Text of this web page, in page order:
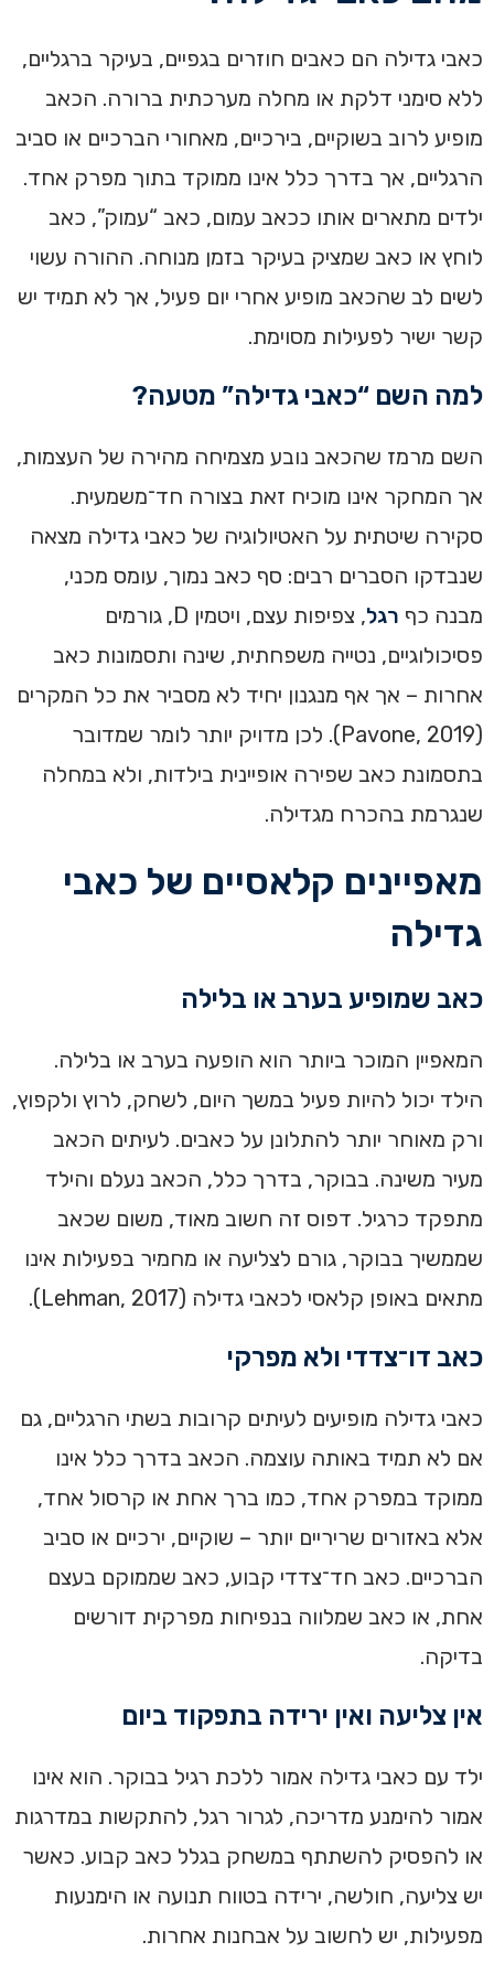
כאבי גדילה הם כאבים חוזרים בגפיים, בעיקר ברגליים,
ללא סימני דלקת או מחלה מערכתית ברורה. הכאב
מופיע לרוב בשוקיים, בירכיים, מאחורי הברכיים או סביב
הרגליים, אך בדרך כלל אינו ממוקד בתוך מפרק אחד.
ילדים מתארים אותו ככאב עמום, כאב “עמוק”, כאב
לוחץ או כאב שמציק בעיקר בזמן מנוחה. ההורה עשוי
לשים לב שהכאב מופיע אחרי יום פעיל, אך לא תמיד יש
קשר ישיר לפעילות מסוימת.
למה השם “כאבי גדילה” מטעה?
השם מרמז שהכאב נובע מצמיחה מהירה של העצמות,
אך המחקר אינו מוכיח זאת בצורה חד־משמעית.
סקירה שיטתית על האטיולוגיה של כאבי גדילה מצאה
שנבדקו הסברים רבים: סף כאב נמוך, עומס מכני,
מבנה כף רגל
, צפיפות עצם, ויטמין D, גורמים
פסיכולוגיים, נטייה משפחתית, שינה ותסמונות כאב
אחרות – אך אף מנגנון יחיד לא מסביר את כל המקרים
(Pavone, 2019). לכן מדויק יותר לומר שמדובר
בתסמונת כאב שפירה אופיינית בילדות, ולא במחלה
שנגרמת בהכרח מגדילה.
מאפיינים קלאסיים של כאבי
גדילה
כאב שמופיע בערב או בלילה
המאפיין המוכר ביותר הוא הופעה בערב או בלילה.
הילד יכול להיות פעיל במשך היום, לשחק, לרוץ ולקפוץ,
ורק מאוחר יותר להתלונן על כאבים. לעיתים הכאב
מעיר משינה. בבוקר, בדרך כלל, הכאב נעלם והילד
מתפקד כרגיל. דפוס זה חשוב מאוד, משום שכאב
שממשיך בבוקר, גורם לצליעה או מחמיר בפעילות אינו
מתאים באופן קלאסי לכאבי גדילה (Lehman, 2017).
כאב דו־צדדי ולא מפרקי
כאבי גדילה מופיעים לעיתים קרובות בשתי הרגליים, גם
אם לא תמיד באותה עוצמה. הכאב בדרך כלל אינו
ממוקד במפרק אחד, כמו ברך אחת או קרסול אחד,
אלא באזורים שריריים יותר – שוקיים, ירכיים או סביב
הברכיים. כאב חד־צדדי קבוע, כאב שממוקם בעצם
אחת, או כאב שמלווה בנפיחות מפרקית דורשים
בדיקה.
אין צליעה ואין ירידה בתפקוד ביום
ילד עם כאבי גדילה אמור ללכת רגיל בבוקר. הוא אינו
אמור להימנע מדריכה, לגרור רגל, להתקשות במדרגות
או להפסיק להשתתף במשחק בגלל כאב קבוע. כאשר
יש צליעה, חולשה, ירידה בטווח תנועה או הימנעות
מפעילות, יש לחשוב על אבחנות אחרות.